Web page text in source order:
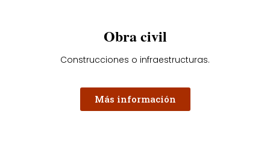
Obra civil
Construcciones o infraestructuras.
Más información